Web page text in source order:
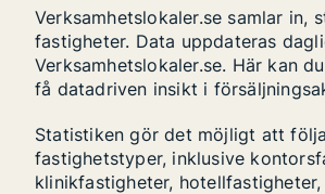
Verksamhetslokaler.se samlar in,
fastigheter. Data uppdateras
Verksamhetslokaler.se. Här kan
få datadriven insikt i
Statistiken gör det möjligt att
fastighetstyper, inklusive
klinikfastigheter,